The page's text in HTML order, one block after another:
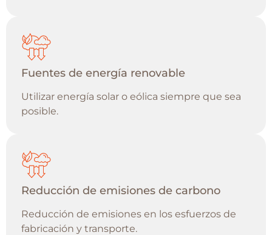
Fuentes de energía renovable
Utilizar energía solar o eólica siempre que sea
posible.
Reducción de emisiones de carbono
Reducción de emisiones en los esfuerzos de
fabricación y transporte.